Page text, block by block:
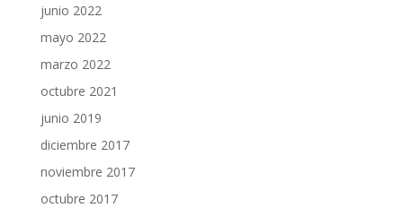
junio 2022
mayo 2022
marzo 2022
octubre 2021
junio 2019
diciembre 2017
noviembre 2017
octubre 2017